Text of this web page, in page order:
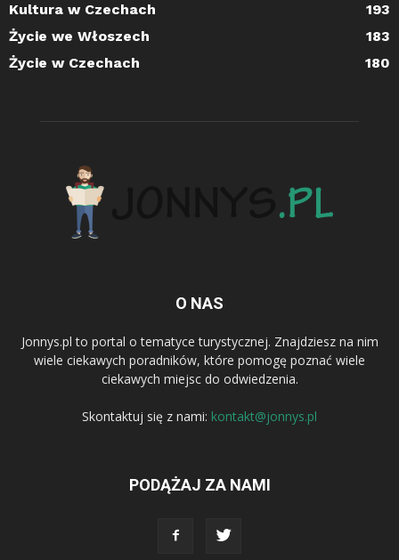
Kultura w Czechach
193
Życie we Włoszech
183
Życie w Czechach
180
O NAS
Jonnys.pl to portal o tematyce turystycznej. Znajdziesz na nim
wiele ciekawych poradników, które pomogę poznać wiele
ciekawych miejsc do odwiedzenia.
Skontaktuj się z nami: kontakt@jonnys.pl
PODĄŻAJ ZA NAMI